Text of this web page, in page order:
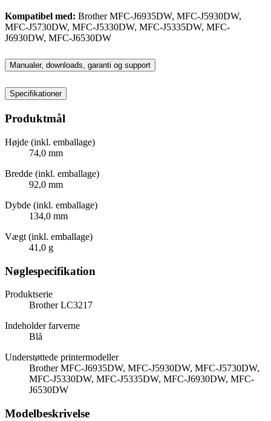
Kompatibel med: Brother MFC-J6935DW, MFC-J5930DW,
MFC-J5730DW, MFC-J5330DW, MFC-J5335DW, MFC-
J6930DW, MFC-J6530DW
Manualer, downloads, garanti og support
Specifikationer
Produktmål
Højde (inkl. emballage)
74,0 mm
Bredde (inkl. emballage)
92,0 mm
Dybde (inkl. emballage)
134,0 mm
Vægt (inkl. emballage)
41,0 g
Nøglespecifikation
Produktserie
Brother LC3217
Indeholder farverne
Blå
Understøttede printermodeller
Brother MFC-J6935DW, MFC-J5930DW, MFC-J5730DW,
MFC-J5330DW, MFC-J5335DW, MFC-J6930DW, MFC-
J6530DW
Modelbeskrivelse